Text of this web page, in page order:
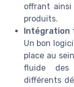
offrant
produits.
Intégration
Un bon
place au
fluide des
différents